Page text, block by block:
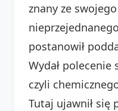
znany ze
postanowił
Wydał
czyli
Tutaj ujawnił się